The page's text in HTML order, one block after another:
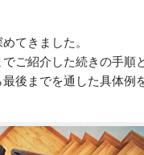
てきました。
ご紹介した続きの手順
後までを通した具体例